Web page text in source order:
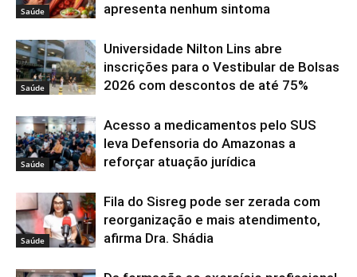
Saúde
apresenta nenhum sintoma
Saúde
Universidade Nilton Lins abre
inscrições para o Vestibular de Bolsas
2026 com descontos de até 75%
Saúde
Acesso a medicamentos pelo SUS
leva Defensoria do Amazonas a
reforçar atuação jurídica
Saúde
Fila do Sisreg pode ser zerada com
reorganização e mais atendimento,
afirma Dra. Shádia